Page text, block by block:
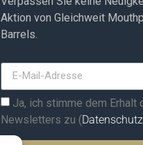
Aktion von Gleichweit
Barrels.
Ja, ich stimme dem Erhalt
Newsletters zu (Datenschutz